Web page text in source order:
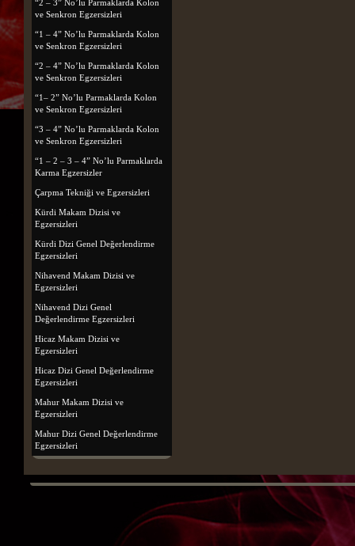
“2 – 3” No’lu Parmaklarda Kolon
ve Senkron Egzersizleri
“1 – 4” No’lu Parmaklarda Kolon
ve Senkron Egzersizleri
“2 – 4” No’lu Parmaklarda Kolon
ve Senkron Egzersizleri
“1– 2” No’lu Parmaklarda Kolon
ve Senkron Egzersizleri
“3 – 4” No’lu Parmaklarda Kolon
ve Senkron Egzersizleri
“1 – 2 – 3 – 4” No’lu Parmaklarda
Karma Egzersizler
Çarpma Tekniği ve Egzersizleri
Kürdi Makam Dizisi ve
Egzersizleri
Kürdi Dizi Genel Değerlendirme
Egzersizleri
Nihavend Makam Dizisi ve
Egzersizleri
Nihavend Dizi Genel
Değerlendirme Egzersizleri
Hicaz Makam Dizisi ve
Egzersizleri
Hicaz Dizi Genel Değerlendirme
Egzersizleri
Mahur Makam Dizisi ve
Egzersizleri
Mahur Dizi Genel Değerlendirme
Egzersizleri